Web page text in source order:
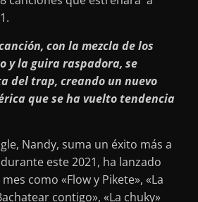
con la mezcla de los
y la guira raspadora, se
del trap, creando un nuevo
que se ha vuelto tendencia
Nandy, suma un éxito más a
este 2021, ha lanzado
como «Flow y Pikete», «La
contigo», «La chuky»